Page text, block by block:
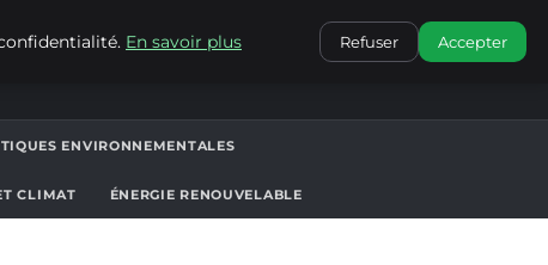
CONTACT
ENVIRONNEMENTALES
CLIMAT ÉNERGIE RENOUVELABLE
En savoir plus Refuser Accepter